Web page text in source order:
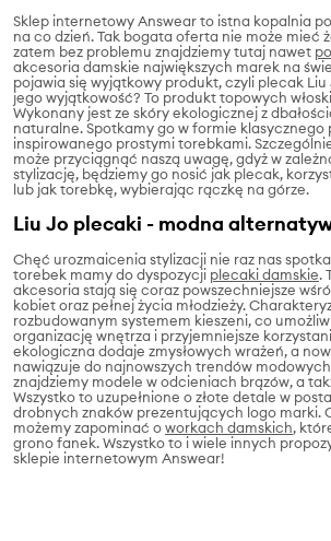
Sklep internetowy Answear to istna kopalnia
na co dzień. Tak bogata oferta nie może mieć
zatem bez problemu znajdziemy tutaj nawet
akcesoria damskie największych marek na
pojawia się wyjątkowy produkt, czyli plecak
jego wyjątkowość? To produkt topowych
Wykonany jest ze skóry ekologicznej z
naturalne. Spotkamy go w formie klasycznego
inspirowanego prostymi torebkami.
może przyciągnąć naszą uwagę, gdyż w
stylizację, będziemy go nosić jak plecak,
lub jak torebkę, wybierając rączkę na górze.
Liu Jo plecaki - modna
Chęć urozmaicenia stylizacji nie raz nas
torebek mamy do dyspozycji plecaki damskie.
akcesoria stają się coraz powszechniejsze
kobiet oraz pełnej życia młodzieży.
rozbudowanym systemem kieszeni, co
organizację wnętrza i przyjemniejsze
ekologiczna dodaje zmysłowych wrażeń, a
nawiązuje do najnowszych trendów
znajdziemy modele w odcieniach brązów, a
Wszystko to uzupełnione o złote detale w
drobnych znaków prezentujących logo marki.
możemy zapominać oworkach damskich,
grono fanek. Wszystko to i wiele innych
sklepie internetowym Answear!